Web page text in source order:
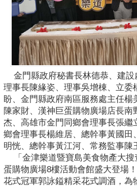
金門縣政府秘書長林德恭、建設
理事長陳緣姿、理事吳增棟、立
盼、金門縣政府南區服務處主任
陳家財、漢神巨蛋購物廣場店長
杰、高雄市金門同鄉會理事長張
鄉會理事長楊維居、總幹事黃國
明恍、總幹事黃江河、常務監事陳
「金津樂道暨寶島美食物產大搜
蛋購物廣場8樓活動會館盛大登場
花式冠軍郭詠鎰精采花式調酒，